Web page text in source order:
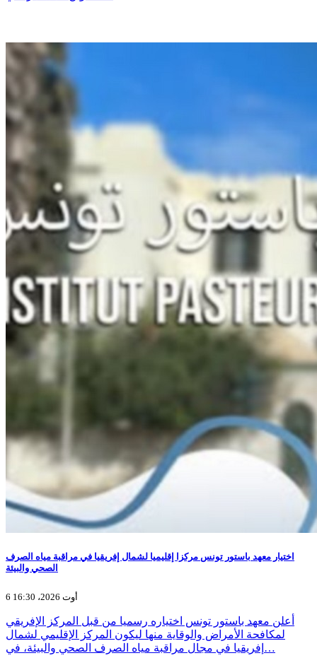
اختيار معهد باستور تونس مركزا إقليميا لشمال إفريقيا في مراقبة مياه الصرف
الصحي والبيئة
6 أوت 2026، 16:30
أعلن معهد باستور تونس اختياره رسميا من قبل المركز الإفريقي
لمكافحة الأمراض والوقاية منها ليكون المركز الإقليمي لشمال
إفريقيا في مجال مراقبة مياه الصرف الصحي والبيئة، في…